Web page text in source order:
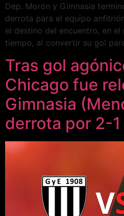
Dep. Morón y Gimnasia
derrota para el equipo
el destino del encuentro, en
tiempo, al convertir su gol
Tras gol
Chicago fue
Gimnasia
derrota por 2-1